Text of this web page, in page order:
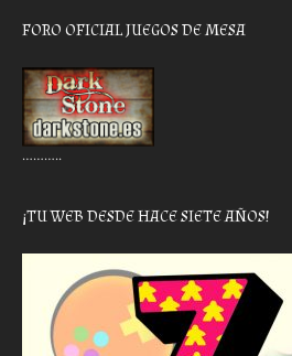
FORO OFICIAL JUEGOS DE MESA
………..
¡TU WEB DESDE HACE SIETE AÑOS!